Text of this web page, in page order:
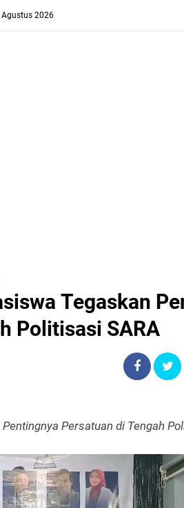
Agustus 2026
Tegaskan
Politisasi SARA
Persatuan di Tengah